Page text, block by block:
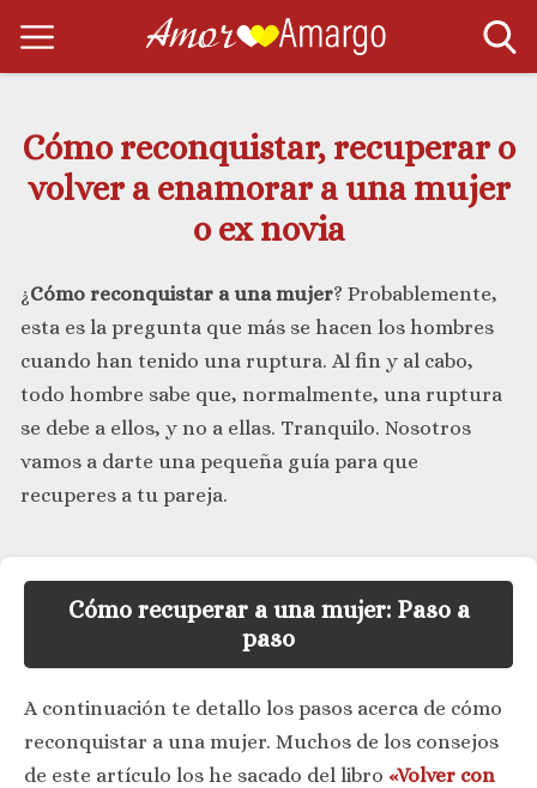
Cómo reconquistar, recuperar o
volver a enamorar a una mujer
o ex novia
¿Cómo reconquistar a una mujer? Probablemente,
esta es la pregunta que más se hacen los hombres
cuando han tenido una ruptura. Al fin y al cabo,
todo hombre sabe que, normalmente, una ruptura
se debe a ellos, y no a ellas. Tranquilo. Nosotros
vamos a darte una pequeña guía para que
recuperes a tu pareja.
Cómo recuperar a una mujer: Paso a
paso
A continuación te detallo los pasos acerca de cómo
reconquistar a una mujer. Muchos de los consejos
de este artículo los he sacado del libro «Volver con